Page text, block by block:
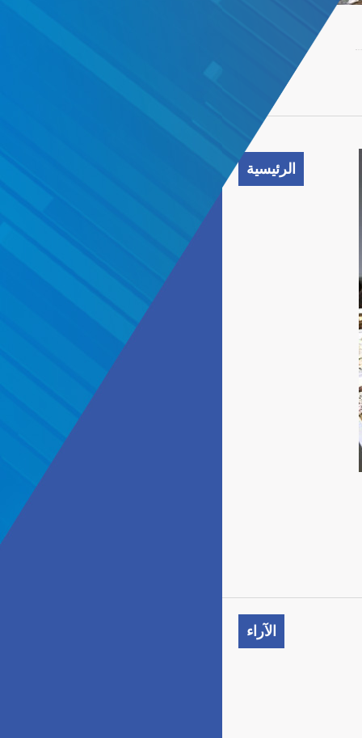
الرئيسية
الآراء